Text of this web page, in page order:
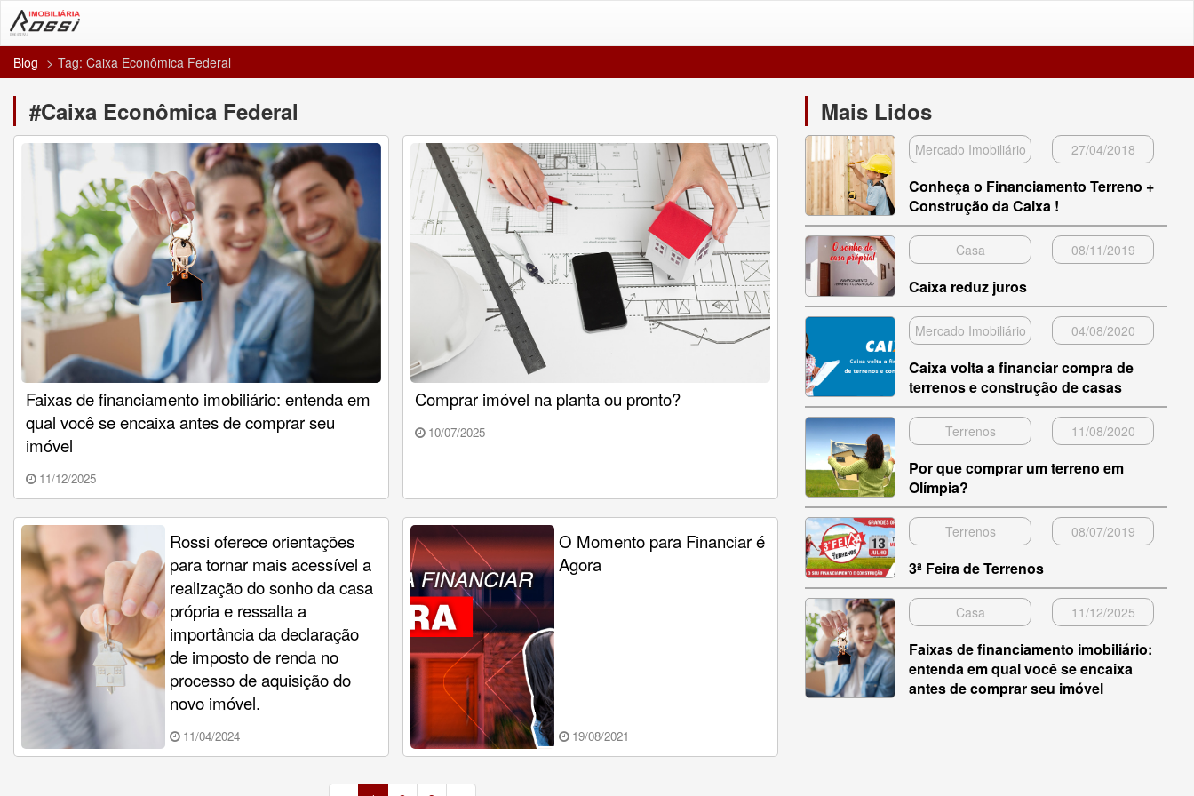
Blog Tag: Caixa Econômica Federal
#Caixa Econômica Federal
Faixas de financiamento imobiliário: entenda em
qual você se encaixa antes de comprar seu
imóvel
11/12/2025
Comprar imóvel na planta ou pronto?
10/07/2025
Rossi oferece orientações
para tornar mais acessível a
realização do sonho da casa
própria e ressalta a
importância da declaração
de imposto de renda no
processo de aquisição do
novo imóvel.
11/04/2024
O Momento para Financiar é
Agora
19/08/2021
Mais Lidos
Mercado Imobiliário 27/04/2018
Conheça o Financiamento Terreno +
Construção da Caixa !
Casa 08/11/2019
Caixa reduz juros
Mercado Imobiliário 04/08/2020
Caixa volta a financiar compra de
terrenos e construção de casas
Terrenos 11/08/2020
Por que comprar um terreno em
Olímpia?
Terrenos 08/07/2019
3ª Feira de Terrenos
Casa 11/12/2025
Faixas de financiamento imobiliário:
entenda em qual você se encaixa
antes de comprar seu imóvel